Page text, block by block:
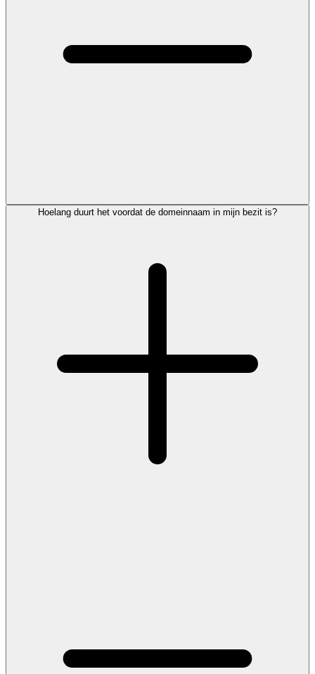
Hoelang duurt het voordat de domeinnaam in mijn bezit is?